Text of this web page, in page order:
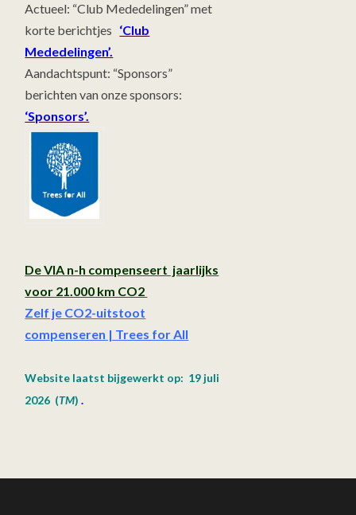
Actueel: “Club Mededelingen” met
korte berichtjes ‘Club
Mededelingen’.
Aandachtspunt: “Sponsors”
berichten van onze sponsors:
‘Sponsors’.
De VIA n-h compenseert jaarlijks
voor 21.000 km CO2
Zelf je CO2-uitstoot
compenseren | Trees for All
Website laatst bijgewerkt op: 19 juli
2026 (TM) .